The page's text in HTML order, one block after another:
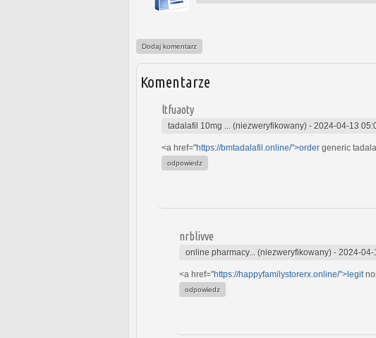
Dodaj komentarz
Komentarze
ltfuaoty
tadalafil 10mg ... (niezweryfikowany) - 2024-04-13
<a href="https://bmtadalafil.online/">order generic
odpowiedz
nrblivve
online pharmacy... (niezweryfikowany) - 2024-04-
<a href="https://happyfamilystorerx.online/">legit
odpowiedz